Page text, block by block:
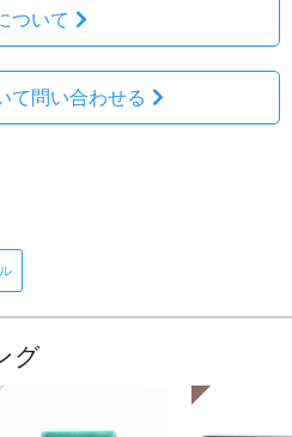
ついて
て問い合わせる
グ